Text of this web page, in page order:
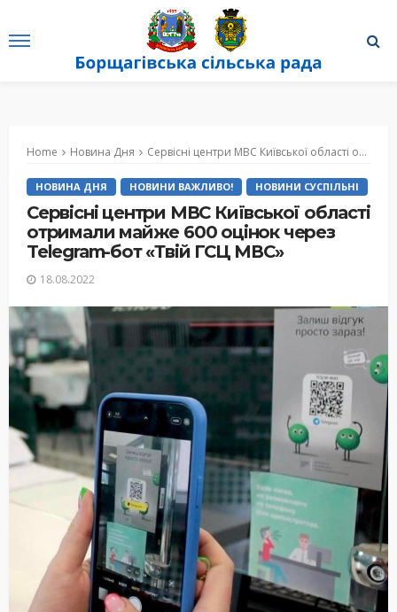
Home Новина Дня Cервісні центри МВС Київської області отримали майже 600 оцінок через Telegram-бот «Твій ГСЦ МВС»
НОВИНА ДНЯ НОВИНИ ВАЖЛИВО! НОВИНИ СУСПІЛЬНІ
Cервісні центри МВС Київської області
отримали майже 600 оцінок через
Telegram-бот «Твій ГСЦ МВС»
18.08.2022